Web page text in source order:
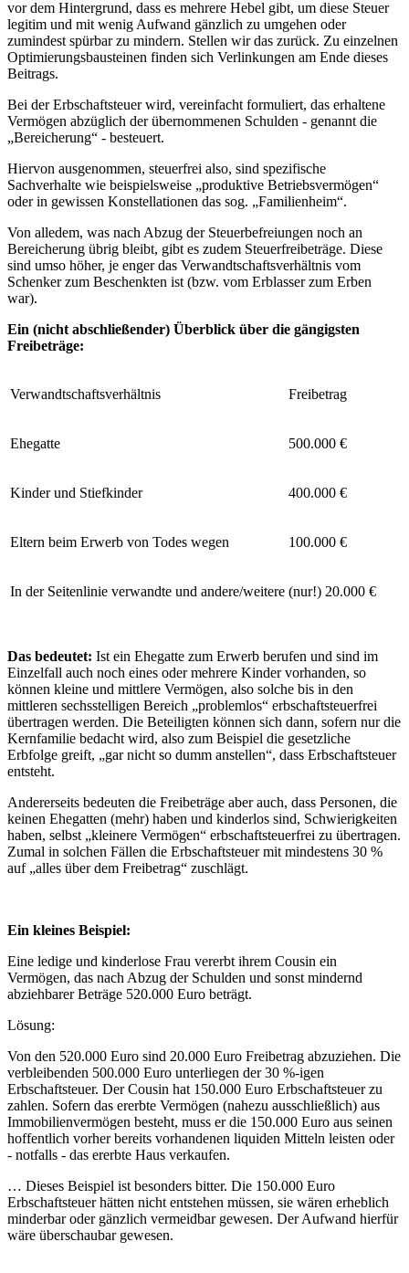
vor dem Hintergrund, dass es mehrere Hebel gibt, um diese Steuer
legitim und mit wenig Aufwand gänzlich zu umgehen oder
zumindest spürbar zu mindern. Stellen wir das zurück. Zu einzelnen
Optimierungsbausteinen finden sich Verlinkungen am Ende dieses
Beitrags.
Bei der Erbschaftsteuer wird, vereinfacht formuliert, das erhaltene
Vermögen abzüglich der übernommenen Schulden - genannt die
„Bereicherung“ - besteuert.
Hiervon ausgenommen, steuerfrei also, sind spezifische
Sachverhalte wie beispielsweise „produktive Betriebsvermögen“
oder in gewissen Konstellationen das sog. „Familienheim“.
Von alledem, was nach Abzug der Steuerbefreiungen noch an
Bereicherung übrig bleibt, gibt es zudem Steuerfreibeträge. Diese
sind umso höher, je enger das Verwandtschaftsverhältnis vom
Schenker zum Beschenkten ist (bzw. vom Erblasser zum Erben
war).
Ein (nicht abschließender) Überblick über die gängigsten
Freibeträge:
Verwandtschaftsverhältnis Freibetrag
Ehegatte 500.000 €
Kinder und Stiefkinder 400.000 €
Eltern beim Erwerb von Todes wegen 100.000 €
In der Seitenlinie verwandte und andere/weitere (nur!) 20.000 €
Das bedeutet: Ist ein Ehegatte zum Erwerb berufen und sind im
Einzelfall auch noch eines oder mehrere Kinder vorhanden, so
können kleine und mittlere Vermögen, also solche bis in den
mittleren sechsstelligen Bereich „problemlos“ erbschaftsteuerfrei
übertragen werden. Die Beteiligten können sich dann, sofern nur die
Kernfamilie bedacht wird, also zum Beispiel die gesetzliche
Erbfolge greift, „gar nicht so dumm anstellen“, dass Erbschaftsteuer
entsteht.
Andererseits bedeuten die Freibeträge aber auch, dass Personen, die
keinen Ehegatten (mehr) haben und kinderlos sind, Schwierigkeiten
haben, selbst „kleinere Vermögen“ erbschaftsteuerfrei zu übertragen.
Zumal in solchen Fällen die Erbschaftsteuer mit mindestens 30 %
auf „alles über dem Freibetrag“ zuschlägt.
Ein kleines Beispiel:
Eine ledige und kinderlose Frau vererbt ihrem Cousin ein
Vermögen, das nach Abzug der Schulden und sonst mindernd
abziehbarer Beträge 520.000 Euro beträgt.
Lösung:
Von den 520.000 Euro sind 20.000 Euro Freibetrag abzuziehen. Die
verbleibenden 500.000 Euro unterliegen der 30 %-igen
Erbschaftsteuer. Der Cousin hat 150.000 Euro Erbschaftsteuer zu
zahlen. Sofern das ererbte Vermögen (nahezu ausschließlich) aus
Immobilienvermögen besteht, muss er die 150.000 Euro aus seinen
hoffentlich vorher bereits vorhandenen liquiden Mitteln leisten oder
- notfalls - das ererbte Haus verkaufen.
… Dieses Beispiel ist besonders bitter. Die 150.000 Euro
Erbschaftsteuer hätten nicht entstehen müssen, sie wären erheblich
minderbar oder gänzlich vermeidbar gewesen. Der Aufwand hierfür
wäre überschaubar gewesen.